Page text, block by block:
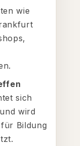
wie
sich
wird
Bildung